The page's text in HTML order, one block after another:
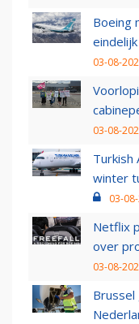
Boeing
03-08-
03-08-
Turkish
winter
03-
Netflix
over
03-08-